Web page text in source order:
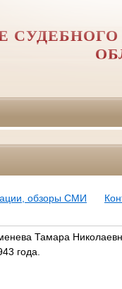
обзоры СМИ
Тамара
года.